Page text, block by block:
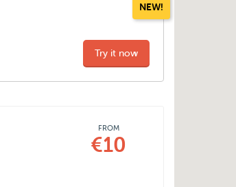
NEW!
Try it now
FROM
€10